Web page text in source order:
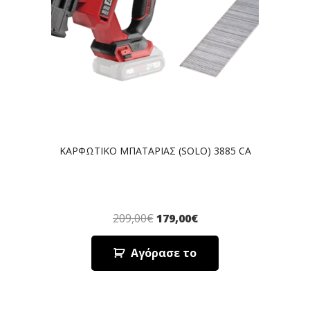
ΚΑΡΦΩΤΙΚΟ ΜΠΑΤΑΡΙΑΣ (SOLO) 3885 CA
209,00€ 179,00€
Αγόρασε το